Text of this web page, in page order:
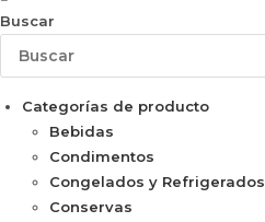
Buscar
Categorías de producto
Bebidas
Condimentos
Congelados y Refrigerados
Conservas